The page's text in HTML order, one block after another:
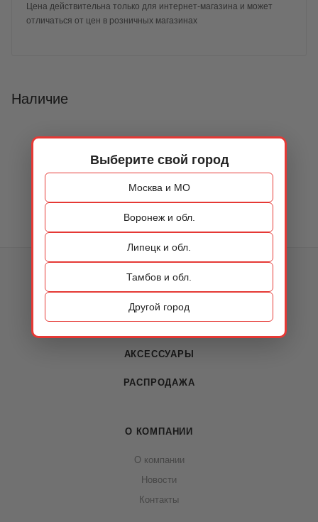
Выберите свой город
Москва и МО
Воронеж и обл.
Липецк и обл.
Тамбов и обл.
Другой город
Цена действительна только для интернет-магазина и может
отличаться от цен в розничных магазинах
Наличие
АКСЕССУАРЫ
РАСПРОДАЖА
О КОМПАНИИ
О компании
Новости
Контакты